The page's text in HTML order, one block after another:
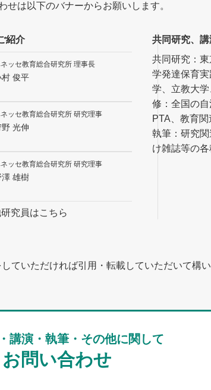
せは以下のバナーからお願いします。
紹介
ッセ教育総合研究所 理事長
村 俊平
ッセ教育総合研究所 研究理事
野 光伸
ッセ教育総合研究所 研究理事
澤 雄樹
究員はこちら
共同研究、
共同研究：
学発達保育
学、立教大
修：全国の自
PTA、教育
執筆：研究
け雑誌等の
ていただければ引用・転載していただいて構い
講演・執筆・その他に関して
お問い合わせ